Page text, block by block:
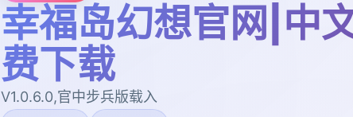
幸福岛幻想官网|中
费下载
V1.0.6.0,官中步兵版载入